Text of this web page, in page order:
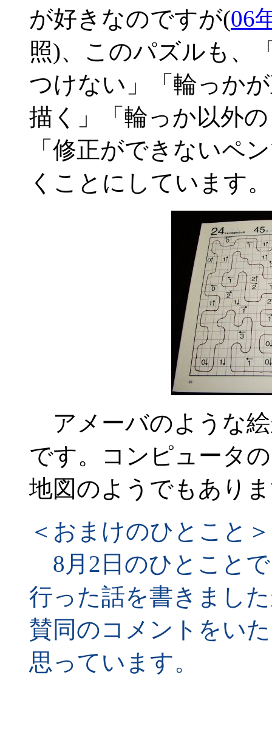
が好きなのですが(06
照)、このパズルも、
つけない」「輪っか
描く」「輪っか以外
「修正ができないペ
くことにしています。
アメーバのような
です。コンピュータ
地図のようでもあり
＜おまけのひとこと＞
8月2日のひとこと
行った話を書きまし
賛同のコメントをい
思っています。